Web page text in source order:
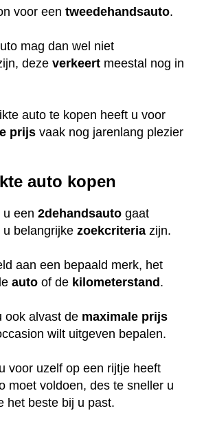
voor een tweedehandsauto.
mag dan wel niet
deze verkeert meestal nog in
auto te kopen heeft u voor
prijs vaak nog jarenlang plezier
auto kopen
u een 2dehandsauto gaat
u belangrijke zoekcriteria zijn.
aan een bepaald merk, het
auto of de kilometerstand.
ook alvast de maximale prijs
wilt uitgeven bepalen.
voor uzelf op een rijtje heeft
moet voldoen, des te sneller u
het beste bij u past.